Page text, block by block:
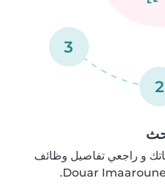
2
3
و راجعي تفاصيل وظائف